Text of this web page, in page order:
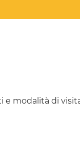
e modalità di